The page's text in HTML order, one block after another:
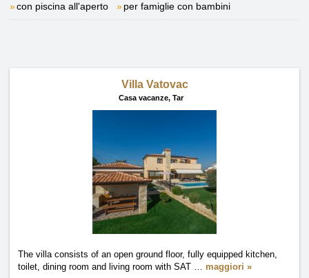
con piscina all'aperto
per famiglie con bambini
Villa Vatovac
Casa vacanze, Tar
The villa consists of an open ground floor, fully equipped kitchen,
toilet, dining room and living room with SAT … maggiori »